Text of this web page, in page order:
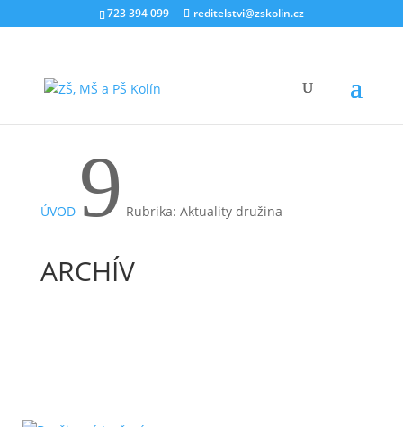
723 394 099 reditelstvi@zskolin.cz
ÚVOD 9 Rubrika: Aktuality družina
ARCHÍV